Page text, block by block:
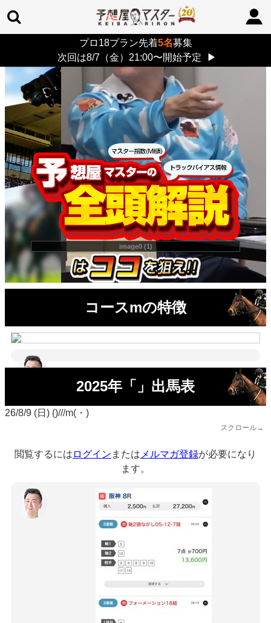
プロ18プラン先着5名募集
次回は8/7（金）21:00〜開始予定
▶
> 26/8/9 (日)
image0 (1)
コースmの特徴
2025年「」出馬表
26/8/9 (日) ()///m(・)
スクロール→
閲覧するには ログイン または メルマガ登録が必要になり
ます。